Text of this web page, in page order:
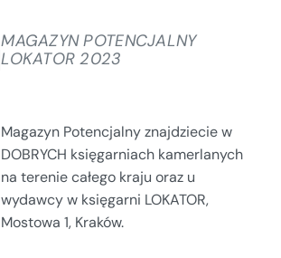
MAGAZYN POTENCJALNY
LOKATOR 2023
Magazyn Potencjalny znajdziecie w
DOBRYCH księgarniach kamerlanych
na terenie całego kraju oraz u
wydawcy w księgarni LOKATOR,
Mostowa 1, Kraków.